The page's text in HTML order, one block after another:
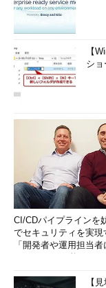
【
ショ
CI/CDパイプラインを
でセキュリティを実現
「開発者や運用担当
【